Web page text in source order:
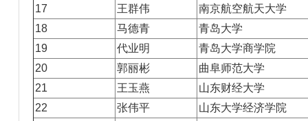
17
王群伟
南京航空航天大学
18
马德青
青岛大学
19
代业明
青岛大学商学院
20
郭丽彬
曲阜师范大学
21
王玉燕
山东财经大学
22
张伟平
山东大学经济学院